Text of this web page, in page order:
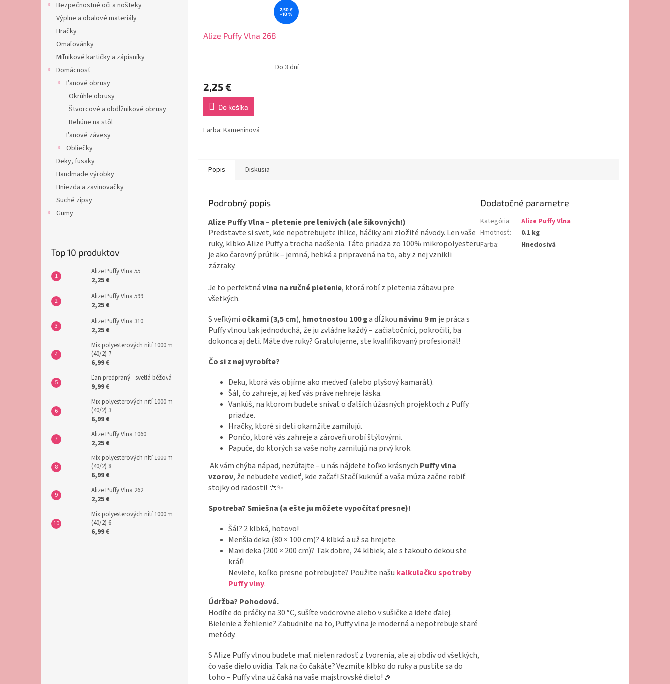
Bezpečnostné oči a nošteky
Výplne a obalové materiály
Hračky
Omaľovánky
Míľnikové kartičky a zápisníky
Domácnosť
Ľanové obrusy
Okrúhle obrusy
Štvorcové a obdĺžnikové obrusy
Behúne na stôl
Ľanové závesy
Obliečky
Deky, fusaky
Handmade výrobky
Hniezda a zavinovačky
Suché zipsy
Gumy
Top 10 produktov
Alize Puffy Vlna 55
2,25 €
Alize Puffy Vlna 599
2,25 €
Alize Puffy Vlna 310
2,25 €
Mix polyesterových nití 1000 m
(40/2) 7
6,99 €
Ľan predpraný - svetlá béžová
9,99 €
Mix polyesterových nití 1000 m
(40/2) 3
6,99 €
Alize Puffy Vlna 1060
2,25 €
Mix polyesterových nití 1000 m
(40/2) 8
6,99 €
Alize Puffy Vlna 262
2,25 €
Mix polyesterových nití 1000 m
(40/2) 6
6,99 €
2,50 €
–10 %
Alize Puffy Vlna 268
Do 3 dní
2,25 €
Do košíka
Farba: Kameninová
Popis Diskusia
Podrobný popis
Alize Puffy Vlna – pletenie pre lenivých (ale šikovných!)
Predstavte si svet, kde nepotrebujete ihlice, háčiky ani zložité návody. Len vaše
ruky, klbko Alize Puffy a trocha nadšenia. Táto priadza zo 100% mikropolyesteru
je ako čarovný prútik – jemná, hebká a pripravená na to, aby z nej vznikli
zázraky.
Je to perfektnávlna na ručné pletenie, ktorá robí z pletenia zábavu pre
všetkých.
S veľkými očkami (3,5 cm), hmotnosťou 100 ga dĺžkou návinu 9 m je práca s
Puffy vlnou tak jednoduchá, že ju zvládne každý – začiatočníci, pokročilí, ba
dokonca aj deti. Máte dve ruky? Gratulujeme, ste kvalifikovaný profesionál!
Čo si z nej vyrobíte?
Deku, ktorá vás objíme ako medveď (alebo plyšový kamarát).
Šál, čo zahreje, aj keď vás práve nehreje láska.
Vankúš, na ktorom budete snívať o ďalších úžasných projektoch z Puffy
priadze.
Hračky, ktoré si deti okamžite zamilujú.
Pončo, ktoré vás zahreje a zároveň urobí štýlovými.
Papuče, do ktorých sa vaše nohy zamilujú na prvý krok.
Ak vám chýba nápad, nezúfajte – u nás nájdete toľko krásnych Puffy vlna
vzorov, že nebudete vedieť, kde začať! Stačí kuknúť a vaša múza začne robiť
stojky od radosti! 🎨✨
Spotreba? Smiešna (a ešte ju môžete vypočítať presne)!
Šál? 2 klbká, hotovo!
Menšia deka (80 × 100 cm)? 4 klbká a už sa hrejete.
Maxi deka (200 × 200 cm)? Tak dobre, 24 klbiek, ale s takouto dekou ste
kráľ!
Neviete, koľko presne potrebujete? Použite našu kalkulačku spotreby
Puffy vlny.
Údržba? Pohodová.
Hodíte do práčky na 30 °C, sušíte vodorovne alebo v sušičke a idete ďalej.
Bielenie a žehlenie? Zabudnite na to, Puffy vlna je moderná a nepotrebuje staré
metódy.
S Alize Puffy vlnou budete mať nielen radosť z tvorenia, ale aj obdiv od všetkých,
čo vaše dielo uvidia. Tak na čo čakáte? Vezmite klbko do ruky a pustite sa do
toho – Puffy vlna už čaká na vaše majstrovské dielo! 🎉
Dodatočné parametre
Kategória:
Alize Puffy Vlna
Hmotnosť:
0.1 kg
Farba: Hnedosivá